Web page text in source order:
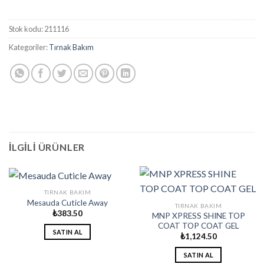
Stok kodu:211116
Kategoriler:Tırnak Bakım
İLGILI ÜRÜNLER
TIRNAK BAKIM
Mesauda Cuticle Away
₺383.50
SATIN AL
TIRNAK BAKIM
MNP XPRESS SHINE TOP
COAT TOP COAT GEL
₺1,124.50
SATIN AL